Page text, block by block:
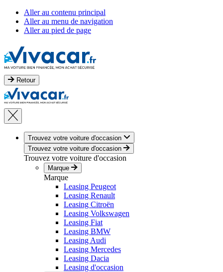
Aller au contenu principal
Aller au menu de navigation
Aller au pied de page
Retour
Trouvez votre voiture d'occasion
Trouvez votre voiture d'occasion
Trouvez votre voiture d'occasion
Marque
Marque
Leasing Peugeot
Leasing Renault
Leasing Citroën
Leasing Volkswagen
Leasing Fiat
Leasing BMW
Leasing Audi
Leasing Mercedes
Leasing Dacia
Leasing d'occasion